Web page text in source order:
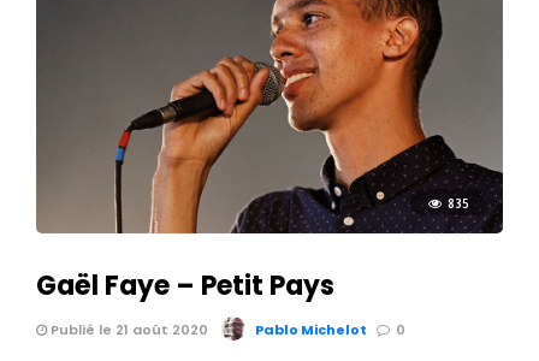
835
Gaël Faye – Petit Pays
Publié le 21 août 2020 Pablo Michelot 0